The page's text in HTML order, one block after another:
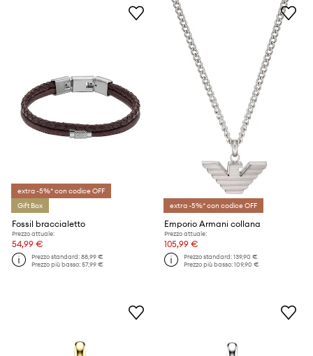
extra -5%* con codice OFF
Gift Box
Fossil braccialetto
Prezzo attuale:
54,99 €
Prezzo standard:88,99 €
Prezzo più basso:57,99 €
extra -5%* con codice OFF
Emporio Armani collana
Prezzo attuale:
105,99 €
Prezzo standard:139,90 €
Prezzo più basso:109,90 €